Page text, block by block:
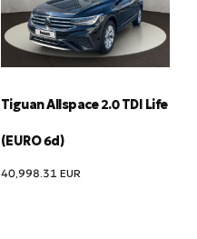
Tiguan Allspace 2.0 TDI Life
(EURO 6d)
40,998.31 EUR